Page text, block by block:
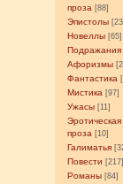
проза [88]
Эпистолы
Новеллы [65]
Подражания
Афоризмы
Фантастика
Мистика [97]
Ужасы [11]
Эротическая
проза [10]
Галиматья
Повести
Романы [84]